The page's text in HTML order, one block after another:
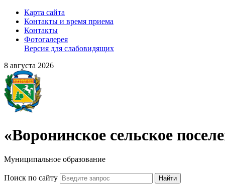
Карта сайта
Контакты и время приема
Контакты
Фотогалерея
Версия для слабовидящих
8 августа 2026
«Воронинское сельское
Муниципальное образование
Поиск по сайту Найти